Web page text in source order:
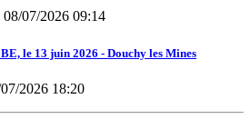
08/07/2026 09:14
le 13 juin 2026 - Douchy les Mines
2026 18:20